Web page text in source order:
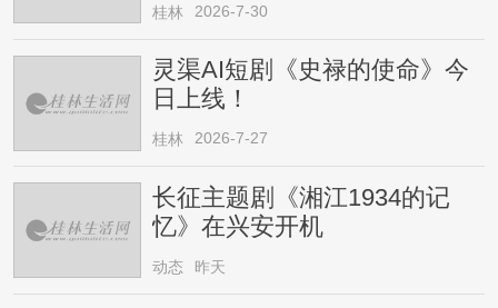
桂林 2026-7-30
灵渠AI短剧《史禄的使命》今
日上线！
桂林 2026-7-27
长征主题剧《湘江1934的记
忆》在兴安开机
动态 昨天